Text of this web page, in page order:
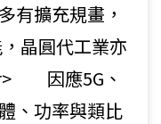
有擴充規畫，
晶圓代工業亦
因應5G、
、功率與類比